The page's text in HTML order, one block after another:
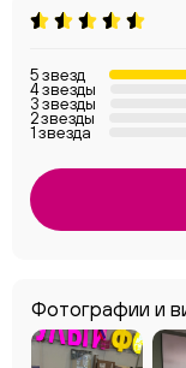
Фотографии и
5 звезд
4 звезды
3 звезды
2 звезды
1 звезда